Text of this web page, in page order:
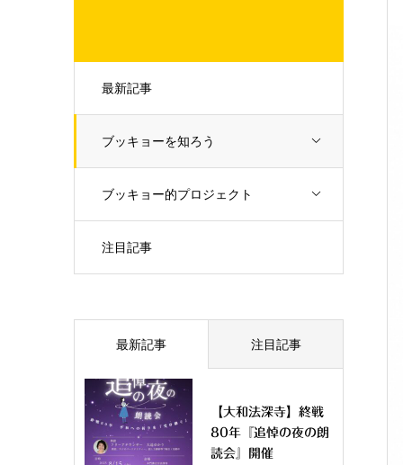
最新記事
ブッキョーを知ろう
ブッキョー的プロジェクト
注目記事
最新記事 注目記事
【大和法深寺】終戦
80年『追悼の夜の朗
読会』開催